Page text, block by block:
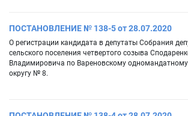
ПОСТАНОВЛЕНИЕ № 138-5 от 28.07.2020
О регистрации кандидата в депутаты Собрания
сельского поселения четвертого созыва
Владимировича по Вареновскому
округу № 8.